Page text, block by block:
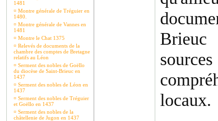
1481
¤ Montre générale de Tréguier en
1480.
¤ Montre générale de Vannes en
1481
¤ Montre le Chat 1375
¤ Relevés de documents de la
chambre des comptes de Bretagne
relatifs au Léon
¤ Serment des nobles de Goëllo
du diocèse de Saint-Brieuc en
1437
¤ Serment des nobles de Léon en
1437
¤ Serment des nobles de Tréguier
et Goëllo en 1437
¤ Serment des nobles de la
châtellenie de Jugon en 1437
locaux.